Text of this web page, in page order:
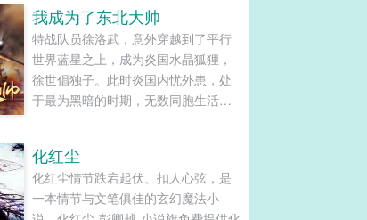
我成为了东北大帅
特战队员徐洛武，意外穿越到了平行
世界蓝星之上，成为炎国水晶狐狸，
徐世倡独子。此时炎国内忧外患，处
于最为黑暗的时期，无数同胞生活在
尤其是东夷鬼子虎视眈眈。在这个紧
要关头，徐洛武毅然投身军旅，拯救
炎国拯救无数的同胞。将炎国打造为
化红尘
化红尘情节跌宕起伏、扣人心弦，是
一本情节与文笔俱佳的玄幻魔法小